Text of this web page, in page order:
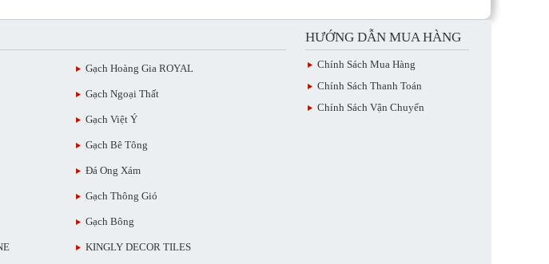
Gạch Hoàng Gia ROYAL
Gạch Ngoại Thất
Gạch Việt Ý
Gạch Bê Tông
Đá Ong Xám
Gạch Thông Gió
Gạch Bông
KINGLY DECOR TILES
HƯỚNG DẪN MUA HÀNG
Chính Sách Mua Hàng
Chính Sách Thanh Toán
Chính Sách Vận Chuyển